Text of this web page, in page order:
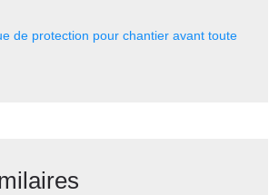
de protection pour chantier avant toute